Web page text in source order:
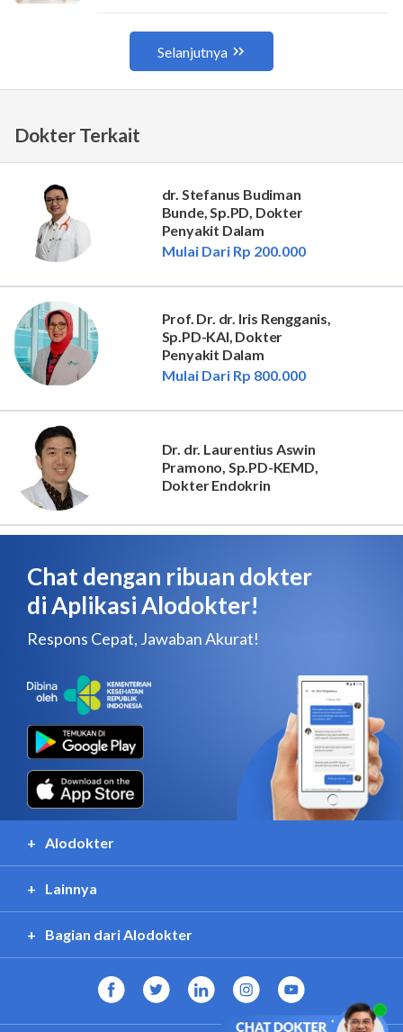
Dokter Terkait